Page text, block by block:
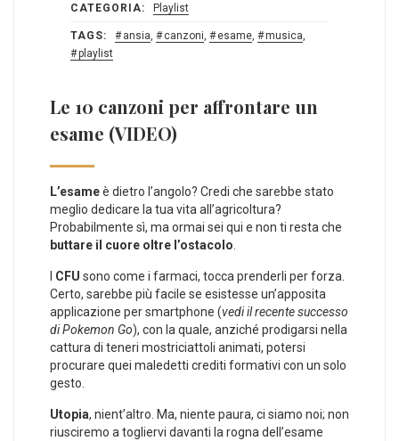
CATEGORIA: Playlist
TAGS: ansia, canzoni, esame, musica,
playlist
Le 10 canzoni per affrontare un
esame (VIDEO)
L’esameè dietro l’angolo? Credi che sarebbe stato
meglio dedicare la tua vita all’agricoltura?
Probabilmente sì, ma ormai sei qui e non ti resta che
buttare il cuore oltre l’ostacolo
CFU sono come i farmaci, tocca prenderli per forza.
Certo, sarebbe più facile se esistesse un’apposita
applicazione per smartphone (vedi il recente successo
di Pokemon Go), con la quale, anziché prodigarsi nella
cattura di teneri mostriciattoli animati, potersi
procurare quei maledetti crediti formativi con un solo
gesto.
Utopia, nient’altro. Ma, niente paura, ci siamo noi; non
riusciremo a togliervi davanti la rogna dell’esame